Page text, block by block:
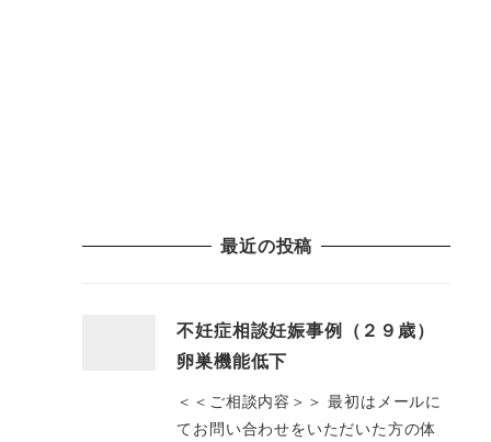
最近の投稿
不妊症相談妊娠事例（２９歳）
卵巣機能低下
＜＜ご相談内容＞＞ 最初はメールに
てお問い合わせをいただいた方の体